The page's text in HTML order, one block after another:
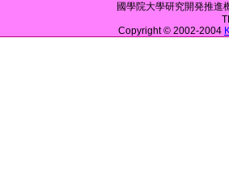
國學院大學研究開発推
Copyright © 2002-2004